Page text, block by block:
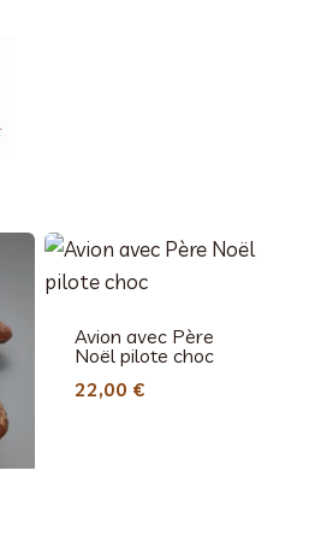
Avion avec Père
Noël pilote choc
22,00 €